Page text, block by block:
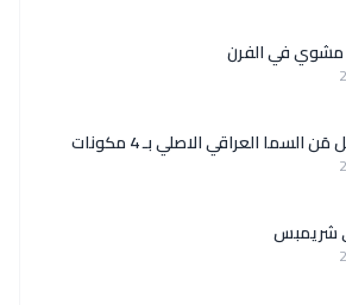
مشوي في الفرن
العراقي الاصلي بـ 4 مكونات
شريمبس